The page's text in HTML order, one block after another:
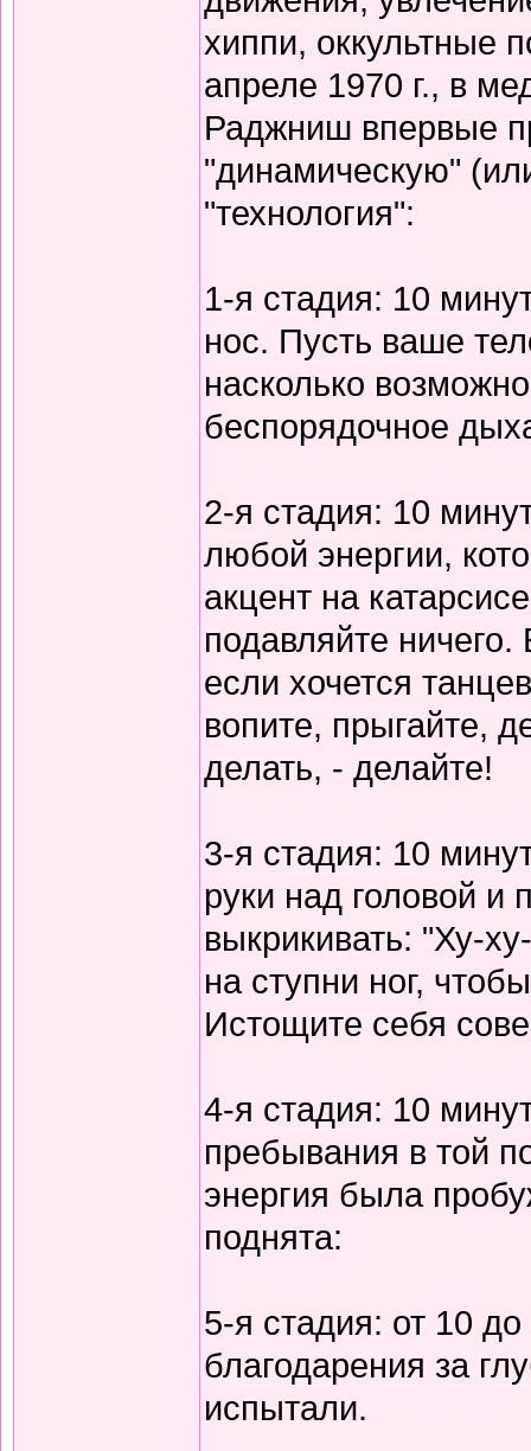
хиппи, оккультные
апреле 1970 г., в
Раджниш впервые
"динамическую"
"технология":
1-я стадия: 10
нос. Пусть ваше
насколько
беспорядочное
2-я стадия: 10
любой энергии,
акцент на
подавляйте
если хочется
вопите, прыгайте,
делать, - делайте!
3-я стадия: 10
руки над головой и
выкрикивать: "Ху-
на ступни ног,
Истощите себя
4-я стадия: 10
пребывания в той
энергия была
поднята:
5-я стадия: от 10
благодарения за
испытали.